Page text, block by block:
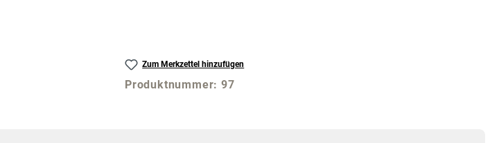
Zum Merkzettel hinzufügen
Produktnummer:97